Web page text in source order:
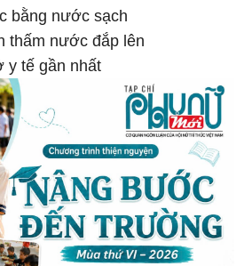
bằng nước sạch
thấm nước đắp lên
y tế gần nhất